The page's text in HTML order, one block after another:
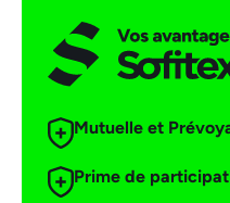
Mutuelle et
Prime de